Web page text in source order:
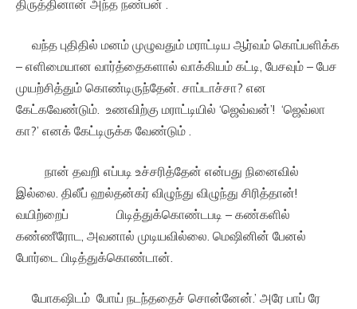
திருத்தினான் அந்த நண்பன் .
வந்த புதிதில் மனம் முழுவதும் மராட்டிய ஆர்வம் கொப்பளிக்க
– எளிமையான வார்த்தைகளால் வாக்கியம் கட்டி, பேசவும் – பேச
முயற்சித்தும் கொண்டிருந்தேன். சாப்டாச்சா? என
கேட்கவேண்டும். உணவிற்கு மராட்டியில் ‘ஜெவ்வன்’! ‘ஜெவ்லா
கா?’ எனக் கேட்டிருக்க வேண்டும் .
நான் தவறி எப்படி உச்சரித்தேன் என்பது நினைவில்
இல்லை. திலீப் ஹல்தன்கர் விழுந்து விழுந்து சிரித்தான்!
வயிற்றைப் பிடித்துக்கொண்டபடி – கண்களில்
கண்ணீரோட, அவனால் முடியவில்லை. மெஷினின் பேனல்
போர்டை பிடித்துக்கொண்டான்.
யோகஷிடம் போய் நடந்ததைச் சொன்னேன்.’ அரே பாப் ரே